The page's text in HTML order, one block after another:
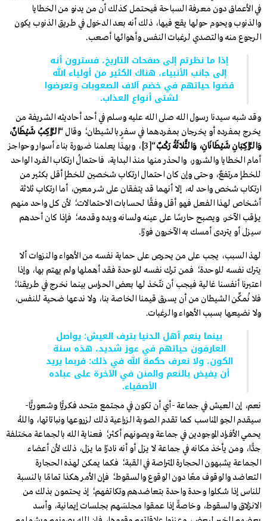
في الأعماق دون معرفة السباحة فيحتمل كذلك أن من يدنو من الخطايا
والذنوب ويحوم حولها يقع فيها، ذلك أنه بعد الدخول في طريق الذنوب يكون
الرجوع منه والتصدي لرغبات النفس وأهوائها أصعب.
إذا ما نظرتم إلى صفحات التاريخ، فسترون أنه
إلى جانب الأنبياء، هناك الكثير من أولياء الله
قضوا حياتهم في خضم آلاف الصعوبات وتعرضوا
لشتى أنواع العذاب.
وقد شبه سيدنا رسول الله صلى الله عليه وسلم في أحد أحاديثه الشريفة من
يخرج بمفرده أو يخرجان بمفردهما في سفرٍ بالشيطان؛ وقال “الرَّاكِبُ شَيْطَانٌ،
وَالرَّاكِبَانِ شَيْطَانَانِ، وَالثَّلَاثَةُ رَكْبٌ
“[3]، وبهذا يعلمنا ضرورة بناء أسوار وحواجز
أمام الخطايا والشرور، والحذر منها منذ البداية، فاحتمالُ ارتكاب الفرد الواحد
للخطإ مرتفعٌ، وحتى وإن كان احتمال ارتكاب شخصين للخطإ أقل بكثير من
ارتكاب شخص واحد له، إلا أنهما قد يتفقان على شر معين، أما ارتكاب ثلاثة
أشخاص لهذا الفعل فهو أقل وفقًا لحسابات الاحتمالات؛ لأن كل واحد منهم
يراقب الآخر، ويصبح حارسًا على عينه ولسانه ويده وقدمه؛ فإذا كان أحدهم
سيزل أو يتردى أمسك به الآخرون فورًا.
لهذ السبب، يجب على من يحرص على حماية نفسه من الأهواء والنزوات ألا
يترك نفسه للوحدة؛ فمن ترك نفسه للوحدة فقد أهملها ولم يهتم بها، وإذا
اعتبرنا أنفسنا غالية فيجب أن نتّخذ لها بعض الحراس بينما نخرج في طريقنا؛
فلا نُمكِّن الشيطان من أن يسرق قيمنا الخاصة بنا، ولا ندعها ضحية للنفس،
ولا نضيعها بسبب الأهواء والرغبات.
بينما ينعم أهل الدنيا بترف العيش؛ يواصل
العارفون حياتهم في عوز شديد، هذه سنة
الكون، ولا نعرف حكمة الله في ذلك؛ فربما يريد
أن يفيض بالنعم والمنن في الآخرة على عباده
الأصفياء.
نعم، إن العيش في جماعة -أي أن تكون في مجتمع متحد فكريًّا وشعوريًّا-
سيقدم الجو المناسب كما تقدم الصوبة الزراعية ذلك لزروعها ونباتاتها، واللهُ
يحمي الأفراد الموجودين في جماعة ويصونهم أكثر؛ فعناية الله بالجماعة مختلفة
جدًّا، ومن يأخذ مكانه في جماعة لا يزل أو أنه نادرًا ما يزل، ذلك لأن أعضاء
الجماعة يشبهون الحجارة المتراصة في القبة؛ فكما يمكن لهذه الحجارة
التعاضد والوقوف معًا دون الوقوع والسقوط؛ فإن الأمر هكذا تمامًا بالنسبة
للناس إذا شكلوا وحدة واحدة بتعاضدهم وتكاتفهم؛ إذ يحتمون بذلك من
الانزلاق والسقوط، وخاصةً إذا عمقوا مجلسَهم بجلسات إيمانية، وأسد